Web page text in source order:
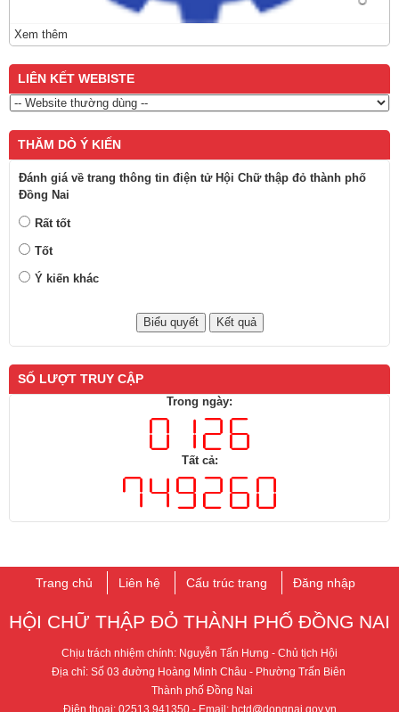
Xem thêm
LIÊN KẾT WEBISTE
THĂM DÒ Ý KIẾN
Đánh giá về trang thông tin điện tử Hội Chữ thập đỏ thành phố
Đồng Nai
Rất tốt
Tốt
Ý kiến khác
SỐ LƯỢT TRUY CẬP
Trong ngày:
Tất cả:
Trang chủ Liên hệ Cấu trúc trang Đăng nhập
HỘI CHỮ THẬP ĐỎ THÀNH PHỐ ​ĐỒNG NAI
Chịu trách nhiệm chính: Nguyễn Tấn Hưng - ​Chủ tịch Hội
Địa chỉ: Số 03 đường Hoàng Minh Châu - Phường Trấn Biên
T​hành phố Đồng Nai
Điện thoại: 02513.941350 - Email: hctd@dongnai.gov.vn​​